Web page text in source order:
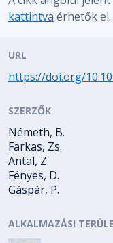
kattintva érhetők el.
URL
https://doi.org/
SZERZŐK
Németh, B.
Farkas, Zs.
Antal, Z.
Fényes, D.
Gáspár, P.
ALKALMAZÁSI